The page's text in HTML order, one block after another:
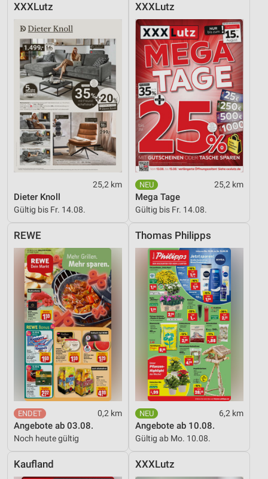
XXXLutz
25,2 km
Dieter Knoll
Gültig bis Fr. 14.08.
XXXLutz
25,2 km
Mega Tage
Gültig bis Fr. 14.08.
REWE
0,2 km
Angebote ab 03.08.
Noch heute gültig
Thomas Philipps
6,2 km
Angebote ab 10.08.
Gültig ab Mo. 10.08.
Kaufland XXXLutz